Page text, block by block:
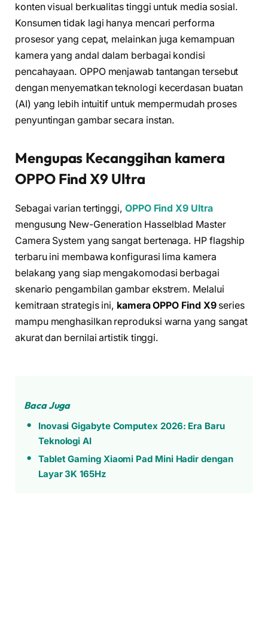
konten visual berkualitas tinggi untuk media sosial.
Konsumen tidak lagi hanya mencari performa
prosesor yang cepat, melainkan juga kemampuan
kamera yang andal dalam berbagai kondisi
pencahayaan. OPPO menjawab tantangan tersebut
dengan menyematkan teknologi kecerdasan buatan
(AI) yang lebih intuitif untuk mempermudah proses
penyuntingan gambar secara instan.
Mengupas Kecanggihan kamera
OPPO Find X9 Ultra
Sebagai varian tertinggi, OPPO Find X9 Ultra
mengusung New-Generation Hasselblad Master
Camera System yang sangat bertenaga. HP flagship
terbaru ini membawa konfigurasi lima kamera
belakang yang siap mengakomodasi berbagai
skenario pengambilan gambar ekstrem. Melalui
kemitraan strategis ini, kamera OPPO Find X9series
mampu menghasilkan reproduksi warna yang sangat
akurat dan bernilai artistik tinggi.
Baca Juga
Inovasi Gigabyte Computex 2026: Era Baru
Teknologi AI
Tablet Gaming Xiaomi Pad Mini Hadir dengan
Layar 3K 165Hz